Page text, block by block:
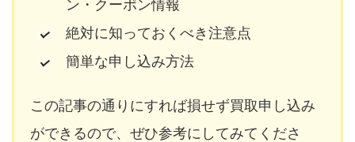
ン・クーポン情報
絶対に知っておくべき注意点
簡単な申し込み方法
この記事の通りにすれば損せず買取申し込み
ができるので、ぜひ参考にしてみてくださ